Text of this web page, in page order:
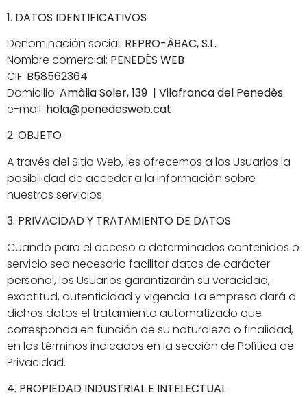
1. DATOS IDENTIFICATIVOS
Denominación social: REPRO-ÀBAC, S.L.
Nombre comercial: PENEDÈS WEB
CIF: B58562364
Domicilio: Amàlia Soler, 139 | Vilafranca del Penedès
e-mail: hola@penedesweb.cat
2. OBJETO
A través del Sitio Web, les ofrecemos a los Usuarios la
posibilidad de acceder a la información sobre
nuestros servicios.
3. PRIVACIDAD Y TRATAMIENTO DE DATOS
Cuando para el acceso a determinados contenidos o
servicio sea necesario facilitar datos de carácter
personal, los Usuarios garantizarán su veracidad,
exactitud, autenticidad y vigencia. La empresa dará a
dichos datos el tratamiento automatizado que
corresponda en función de su naturaleza o finalidad,
en los términos indicados en la sección de Política de
Privacidad.
4. PROPIEDAD INDUSTRIAL E INTELECTUAL